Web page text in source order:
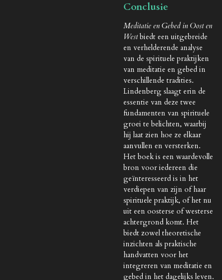
Conclusie
Meditatie en Gebed in Oost en
Westbiedt een uitgebreide
en verhelderende analyse
van de spirituele praktijken
van meditatie en gebed in
verschillende tradities.
Lindenberg slaagt erin de
essentie van deze twee
fundamenten van spirituele
groei te belichten, waarbij
hij laat zien hoe ze elkaar
aanvullen en versterken.
Het boek is een waardevolle
bron voor iedereen die
geïnteresseerd is in het
verdiepen van zijn of haar
spirituele praktijk, of het nu
uit een oosterse of westerse
achtergrond komt. Het
biedt zowel theoretische
inzichten als praktische
handvatten voor het
integreren van meditatie en
gebed in het dagelijks leven.